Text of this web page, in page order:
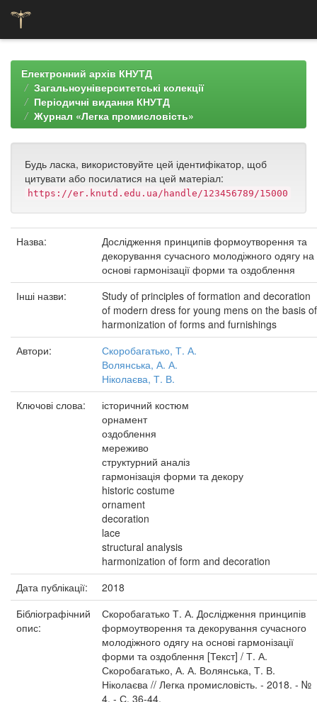
navigationЕлектронний архів КНУТД
Загальноуніверситетські колекції
Періодичні видання КНУТД
Журнал «Легка промисловість»
Будь ласка, використовуйте цей ідентифікатор, щоб
цитувати або посилатися на цей матеріал:
https://er.knutd.edu.ua/handle/123456789/15000
Назва:
Дослідження принципів формоутворення та
декорування сучасного молодіжного одягу на
основі гармонізації форми та оздоблення
Інші назви:
Study of principles of formation and decoration
of modern dress for young mens on the basis of
harmonization of forms and furnishings
Автори:
Скоробагатько, Т. А.
Волянська, А. А.
Ніколаєва, Т. В.
Ключові слова:
історичний костюм
орнамент
оздоблення
мереживо
структурний аналіз
гармонізація форми та декору
historic costume
ornament
decoration
lace
structural analysis
harmonization of form and decoration
Дата публікації:
2018
Бібліографічний
опис:
Скоробагатько Т. А. Дослідження принципів
формоутворення та декорування сучасного
молодіжного одягу на основі гармонізації
форми та оздоблення [Текст] / Т. А.
Скоробагатько, А. А. Волянська, Т. В.
Ніколаєва // Легка промисловість. - 2018. - №
4. - С. 36-44.